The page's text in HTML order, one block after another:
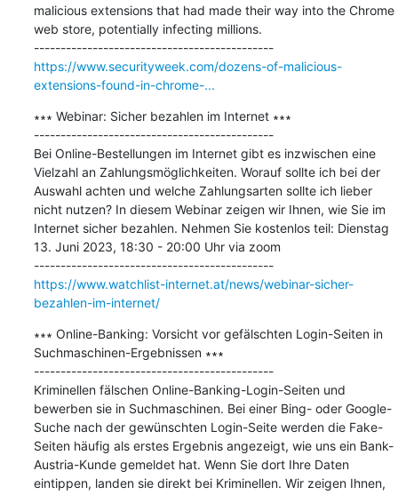
malicious extensions that had made their way into the Chrome
web store, potentially infecting millions.
---------------------------------------------
https://www.securityweek.com/dozens-of-malicious-
extensions-found-in-chrome-...
∗∗∗ Webinar: Sicher bezahlen im Internet ∗∗∗
---------------------------------------------
Bei Online-Bestellungen im Internet gibt es inzwischen eine
Vielzahl an Zahlungsmöglichkeiten. Worauf sollte ich bei der
Auswahl achten und welche Zahlungsarten sollte ich lieber
nicht nutzen? In diesem Webinar zeigen wir Ihnen, wie Sie im
Internet sicher bezahlen. Nehmen Sie kostenlos teil: Dienstag
13. Juni 2023, 18:30 - 20:00 Uhr via zoom
---------------------------------------------
https://www.watchlist-internet.at/news/webinar-sicher-
bezahlen-im-internet/
∗∗∗ Online-Banking: Vorsicht vor gefälschten Login-Seiten in
Suchmaschinen-Ergebnissen ∗∗∗
---------------------------------------------
Kriminellen fälschen Online-Banking-Login-Seiten und
bewerben sie in Suchmaschinen. Bei einer Bing- oder Google-
Suche nach der gewünschten Login-Seite werden die Fake-
Seiten häufig als erstes Ergebnis angezeigt, wie uns ein Bank-
Austria-Kunde gemeldet hat. Wenn Sie dort Ihre Daten
eintippen, landen sie direkt bei Kriminellen. Wir zeigen Ihnen,